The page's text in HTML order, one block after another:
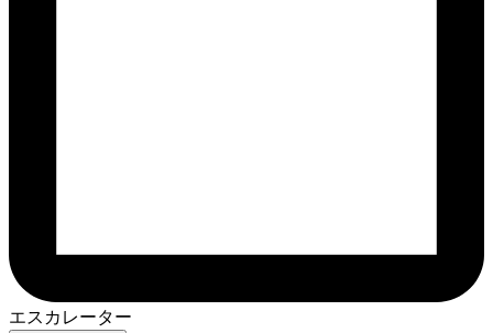
エスカレーター